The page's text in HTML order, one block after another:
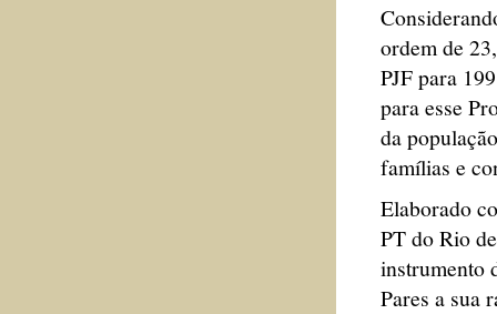
ordem de
PJF para
para esse
da
famílias e
Elaborado
PT do Rio
instrumento
Pares a sua